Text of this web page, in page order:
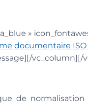
»
documentaire ISO
vc_column][/
de